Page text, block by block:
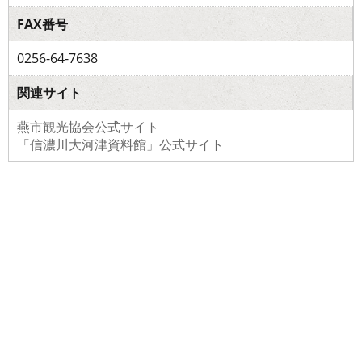
FAX番号
0256-64-7638
関連サイト
燕市観光協会公式サイト
「信濃川大河津資料館」公式サイト